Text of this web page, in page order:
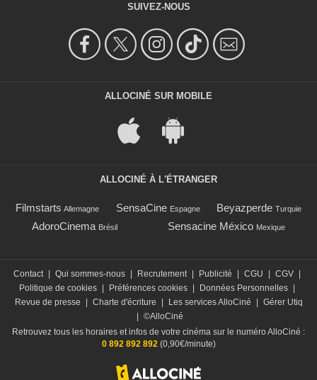
SUIVEZ-NOUS
ALLOCINÉ SUR MOBILE
ALLOCINÉ À L'ÉTRANGER
Filmstarts Allemagne SensaCine Espagne Beyazperde Turquie
AdoroCinema Brésil Sensacine México Mexique
Contact | Qui sommes-nous | Recrutement | Publicité | CGU | CGV |
Politique de cookies | Préférences cookies | Données Personnelles |
Revue de presse
| Charte d'écriture | Les services AlloCiné | Gérer Utiq
| ©AlloCiné
Retrouvez tous les horaires et infos de votre cinéma sur le numéro AlloCiné :
0 892 892 892 (0,90€/minute)